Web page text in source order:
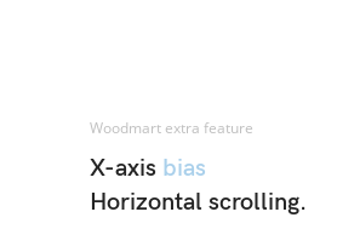
Woodmart extra feature
X-axis bias
Horizontal scrolling.